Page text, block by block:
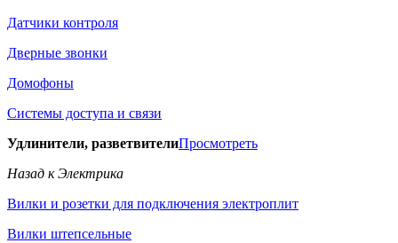
Датчики контроля
Дверные звонки
Домофоны
Системы доступа и связи
Удлинители, разветвителиПросмотреть
Назад к Электрика
Вилки и розетки для подключения электроплит
Вилки штепсельные